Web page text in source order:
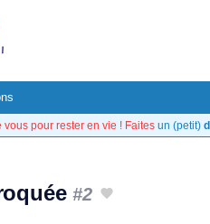
pour rester en vie ! Faites un (petit)
#2